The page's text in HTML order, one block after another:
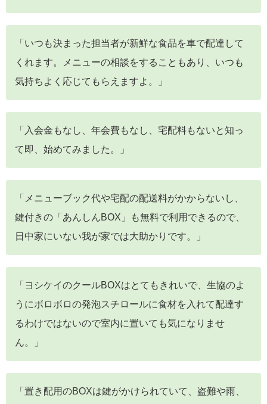
「いつも決まった担当者が新鮮な食品を車で配達して
くれます。メニューの相談をすることもあり、いつも
気持ちよく応じてもらえますよ。」
「入会金もなし、年会費もなし、宅配料もないと知っ
て即、始めてみました。」
「メニューブック代や宅配の配送料がかからないし、
鍵付きの「あんしんBOX」も無料で利用できるので、
日中家にいない我が家では大助かりです。」
「ヨシケイのクールBOXはとてもきれいで、生協のよ
うにボロボロの発泡スチロールに食材を入れて配達す
るわけではないので室内に置いても気になりませ
ん。」
「置き配用のBOXは鍵がかけられていて、盗難や雨、